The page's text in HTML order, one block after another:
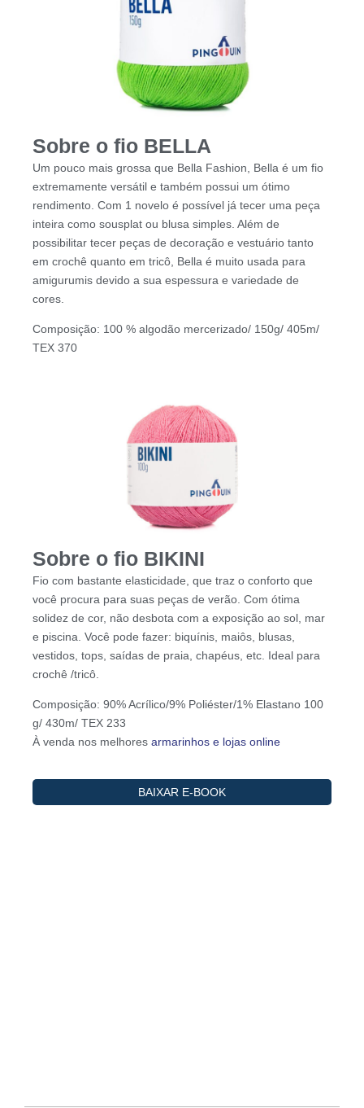
Sobre o fio BELLA
Um pouco mais grossa que Bella Fashion, Bella é um fio
extremamente versátil e também possui um ótimo
rendimento. Com 1 novelo é possível já tecer uma peça
inteira como sousplat ou blusa simples. Além de
possibilitar tecer peças de decoração e vestuário tanto
em crochê quanto em tricô, Bella é muito usada para
amigurumis devido a sua espessura e variedade de
cores.
Composição: 100 % algodão mercerizado/ 150g/ 405m/
TEX 370
Sobre o fio BIKINI
Fio com bastante elasticidade, que traz o conforto que
você procura para suas peças de verão. Com ótima
solidez de cor, não desbota com a exposição ao sol, mar
e piscina. Você pode fazer: biquínis, maiôs, blusas,
vestidos, tops, saídas de praia, chapéus, etc. Ideal para
crochê /tricô.
Composição: 90% Acrílico/9% Poliéster/1% Elastano 100
g/ 430m/ TEX 233
À venda nos melhores armarinhos e lojas online